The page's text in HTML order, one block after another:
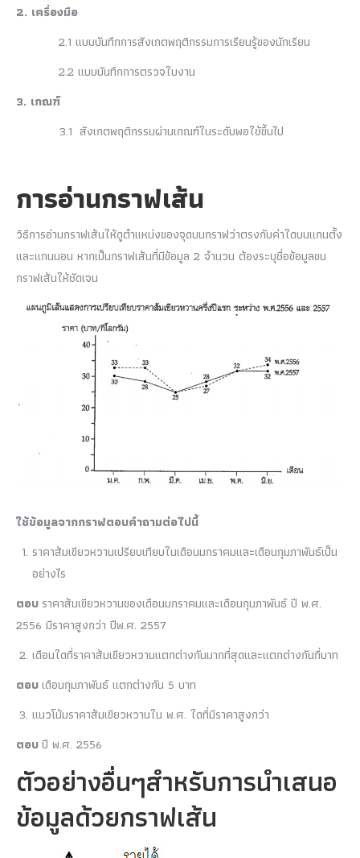
2. เครื่องมือ
2.1 แบบบันทึกการสังเกตพฤติกรรมการเรียนรู้ของนักเรียน
2.2 แบบบันทึกการตรวจใบงาน
3. เกณฑ์
3.1 สังเกตพฤติกรรมผ่านเกณฑ์ในระดับพอใช้ขึ้นไป
การอ่านกราฟเส้น
วิธีการอ่านกราฟเส้นให้ดูตำแหน่งของจุดบนกราฟว่าตรงกับค่าใดบนแกนตั้ง
และแกนนอน หากเป็นกราฟเส้นที่มีข้อมูล 2 จำนวน ต้องระบุชื่อข้อมูลขน
กราฟเส้นให้ชัดเจน
ใช้ข้อมูลจากกราฟตอบคำถามต่อไปนี้
ราคาส้มเขียวหวานเปรียบเทียบในเดือนมกราคมและเดือนกุมภาพันธ์เป็น
อย่างไร
ตอบ ราคาส้มเขียวหวานของเดือนมกราคมและเดือนกุมภาพันธ์ ปี พ.ศ.
2556 มีราคาสูงกว่า ปีพ.ศ. 2557
เดือนใดที่ราคาส้มเขียวหวานแตกต่างกันมากที่สุดและแตกต่างกันกี่บาท
ตอบเดือนกุมภาพันธ์ แตกต่างกัน 5 บาท
แนวโน้มราคาส้มเขียวหวานใน พ.ศ. ใดที่มีราคาสูงกว่า
ตอบปี พ.ศ. 2556
ตัวอย่างอื่นๆสำหรับการนำเสนอ
ข้อมูลด้วยกราฟเส้น